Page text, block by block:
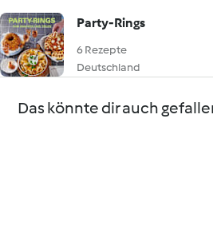
Party-Rings
6 Rezepte
Deutschland
Das könnte dir auch